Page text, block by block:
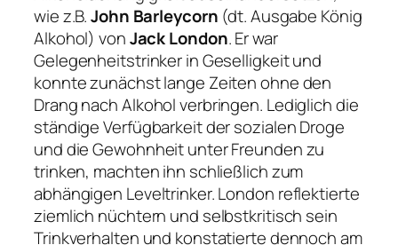
wie z.B.John Barleycorn (dt. Ausgabe König
Alkohol) vonJack London. Er war
Gelegenheitstrinker in Geselligkeit und
konnte zunächst lange Zeiten ohne den
Drang nach Alkohol verbringen. Lediglich die
ständige Verfügbarkeit der sozialen Droge
und die Gewohnheit unter Freunden zu
trinken, machten ihn schließlich zum
abhängigen Leveltrinker. London reflektierte
ziemlich nüchtern und selbstkritisch sein
Trinkverhalten und konstatierte dennoch am